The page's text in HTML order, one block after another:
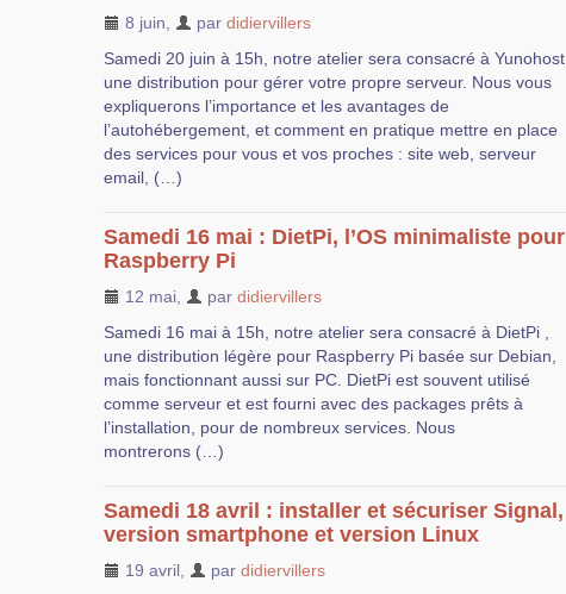
8 juin par didiervillers
Samedi 20 juin à 15h, notre atelier sera consacré à Yunohost ,
une distribution pour gérer votre propre serveur. Nous vous
expliquerons l’importance et les avantages de
l’autohébergement, et comment en pratique mettre en place
des services pour vous et vos proches : site web, serveur
email, (…)
Samedi 16 mai : DietPi, l’OS minimaliste pour
Raspberry Pi
12 mai par didiervillers
Samedi 16 mai à 15h, notre atelier sera consacré à DietPi ,
une distribution légère pour Raspberry Pi basée sur Debian,
mais fonctionnant aussi sur PC. DietPi est souvent utilisé
comme serveur et est fourni avec des packages prêts à
l’installation, pour de nombreux services. Nous
montrerons (…)
Samedi 18 avril : installer et sécuriser Signal,
version smartphone et version Linux
19 avril par didiervillers